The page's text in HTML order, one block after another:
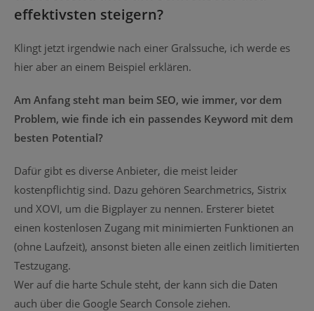
effektivsten steigern?
Klingt jetzt irgendwie nach einer Gralssuche, ich werde es
hier aber an einem Beispiel erklären.
Am Anfang steht man beim SEO, wie immer, vor dem
Problem, wie finde ich ein passendes Keyword mit dem
besten Potential?
Dafür gibt es diverse Anbieter, die meist leider
kostenpflichtig sind. Dazu gehören Searchmetrics, Sistrix
und XOVI, um die Bigplayer zu nennen. Ersterer bietet
einen kostenlosen Zugang mit minimierten Funktionen an
(ohne Laufzeit), ansonst bieten alle einen zeitlich limitierten
Testzugang.
Wer auf die harte Schule steht, der kann sich die Daten
auch über die Google Search Console ziehen.